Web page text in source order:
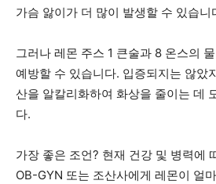
가슴 앓이가 더 많이 발생할 수 있습니
그러나 레몬 주스 1 큰술과 8 온스의
예방할 수 있습니다. 입증되지는 않았
산을 알칼리화하여 화상을 줄이는 데
다.
가장 좋은 조언? 현재 건강 및 병력에
OB-GYN 또는 조산사에게 레몬이 얼